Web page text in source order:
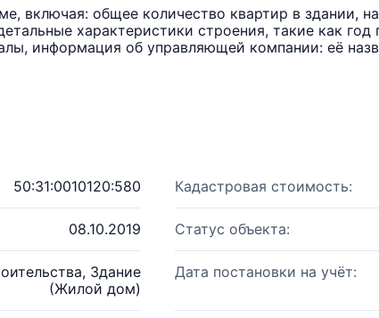
включая: общее количество квартир в здании,
характеристики строения, такие как год
информация об управляющей компании: её
50:31:0010120:580 Кадастровая стоимость:
08.10.2019 Статус объекта:
Здание
(Жилой дом)
Дата постановки на учёт: